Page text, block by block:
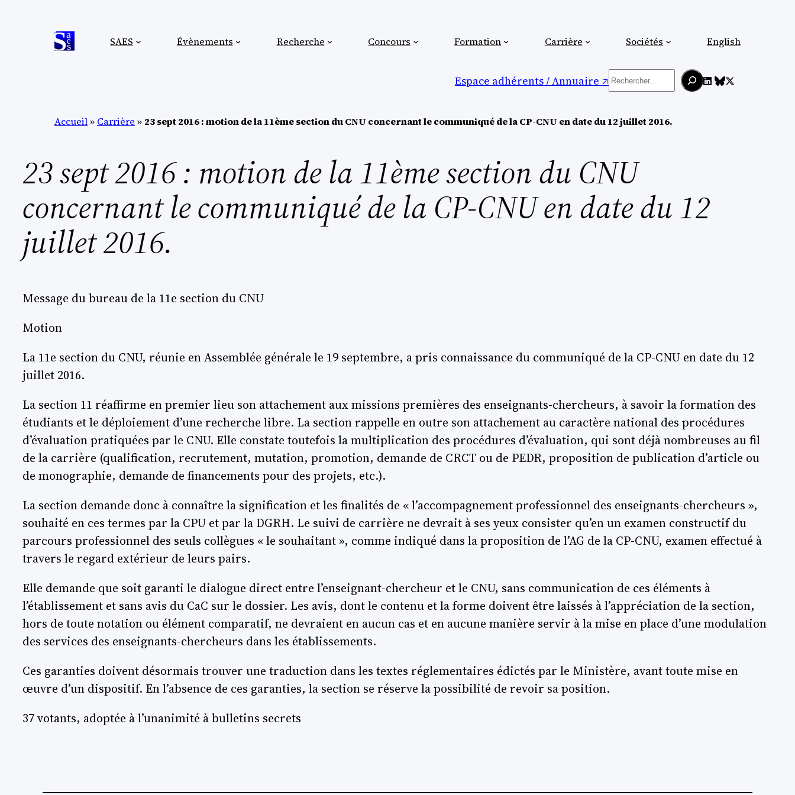
SAES Évènements Recherche Concours Formation Carrière Sociétés English
Espace adhérents / Annuaire ↗︎Rechercher
Accueil» Carrière » 23 sept 2016 : motion de la 11ème section du CNU concernant le communiqué de la CP-CNU en date du 12 juillet 2016.
23 sept 2016 : motion de la 11ème section du CNU
concernant le communiqué de la CP-CNU en date du 12
juillet 2016.
Message du bureau de la 11e section du CNU
Motion
La 11e section du CNU, réunie en Assemblée générale le 19 septembre, a pris connaissance du communiqué de la CP-CNU en date du 12
juillet 2016.
La section 11 réaffirme en premier lieu son attachement aux missions premières des enseignants-chercheurs, à savoir la formation des
étudiants et le déploiement d’une recherche libre. La section rappelle en outre son attachement au caractère national des procédures
d’évaluation pratiquées par le CNU. Elle constate toutefois la multiplication des procédures d’évaluation, qui sont déjà nombreuses au fil
de la carrière (qualification, recrutement, mutation, promotion, demande de CRCT ou de PEDR, proposition de publication d’article ou
de monographie, demande de financements pour des projets, etc.).
La section demande donc à connaître la signification et les finalités de « l’accompagnement professionnel des enseignants-chercheurs »,
souhaité en ces termes par la CPU et par la DGRH. Le suivi de carrière ne devrait à ses yeux consister qu’en un examen constructif du
parcours professionnel des seuls collègues « le souhaitant », comme indiqué dans la proposition de l’AG de la CP-CNU, examen effectué à
travers le regard extérieur de leurs pairs.
Elle demande que soit garanti le dialogue direct entre l’enseignant-chercheur et le CNU, sans communication de ces éléments à
l’établissement et sans avis du CaC sur le dossier. Les avis, dont le contenu et la forme doivent être laissés à l’appréciation de la section,
hors de toute notation ou élément comparatif, ne devraient en aucun cas et en aucune manière servir à la mise en place d’une modulation
des services des enseignants-chercheurs dans les établissements.
Ces garanties doivent désormais trouver une traduction dans les textes réglementaires édictés par le Ministère, avant toute mise en
œuvre d’un dispositif. En l’absence de ces garanties, la section se réserve la possibilité de revoir sa position.
37 votants, adoptée à l’unanimité à bulletins secrets